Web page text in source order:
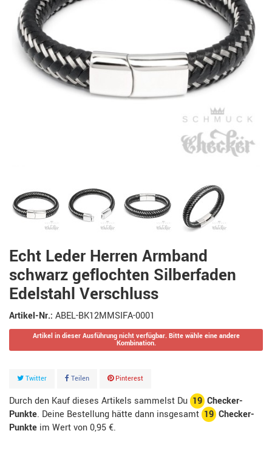
Echt Leder Herren Armband
schwarz geflochten Silberfaden
Edelstahl Verschluss
Artikel-Nr.: ABEL-BK12MMSIFA-0001
Artikel in dieser Ausführung nicht verfügbar. Bitte wähle eine andere
Kombination.
Twitter Teilen Pinterest
Durch den Kauf dieses Artikels sammelst Du 19 Checker-
Punkte. Deine Bestellung hätte dann insgesamt 19 Checker-
Punkte im Wert von0,95 €.